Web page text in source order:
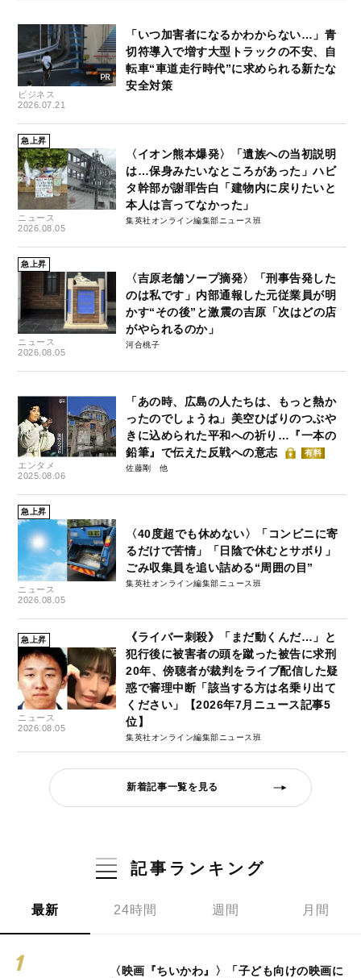
ビジネス
2026.07.21
「いつ加害者になるかわからない…」青
切符導入で増す大型トラックの不安、自
転車“車道走行時代”に求められる新たな
安全対策
急上昇
ニュース
2026.08.05
〈イオン熊本爆発〉「遺族への当初説明
は…保身みたいなところがあった」ハビ
タ幹部が謝罪告白「建物内に戻りたいと
本人は言ってなかった」
集英社オンライン編集部ニュース班
急上昇
ニュース
2026.08.05
〈吉原老舗ソープ摘発〉「刑事告発した
のは私です」内部通報した元従業員が明
かす“その後”と激震の吉原「次はどの店
がやられるのか」
河合桃子
エンタメ
2025.08.06
「あの時、広島の人たちは、もっと熱か
ったのでしょうね」美空ひばりのつぶや
きに込められた平和への祈り…『一本の
鉛筆』で伝えた反戦への意志
有料
佐藤剛
急上昇
ニュース
2026.08.05
〈40度超でも休めない〉「コンビニに寄
るだけで苦情」「日陰で休むとサボり」
ごみ収集員を追い詰める“周囲の目”
集英社オンライン編集部ニュース班
急上昇
ニュース
2026.08.05
《ライバー刺殺》「まだ動くんだ…」と
犯行後に被害者の頭を蹴った被告に求刑
20年、傍聴者が裁判をライブ配信した疑
惑で審理中断「該当する方は名乗り出て
ください」【2026年7月ニュース記事5
位】
集英社オンライン編集部ニュース班
新着記事一覧を見る
記事ランキング
最新 24時間 週間 月間
〈映画『ちいかわ』〉「子ども向けの映画に